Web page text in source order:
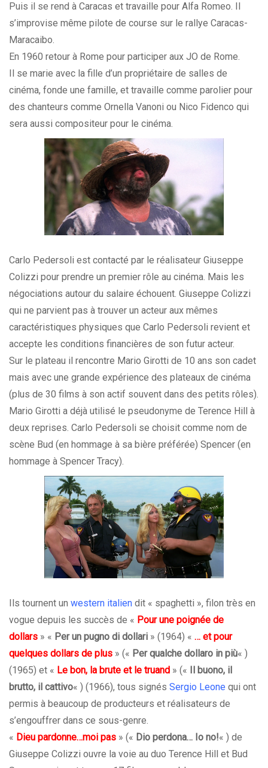
Puis il se rend à Caracas et travaille pour Alfa Romeo. Il
s’improvise même pilote de course sur le rallye Caracas-
Maracaibo.
En 1960 retour à Rome pour participer aux JO de Rome.
Il se marie avec la fille d’un propriétaire de salles de
cinéma, fonde une famille, et travaille comme parolier pour
des chanteurs comme Ornella Vanoni ou Nico Fidenco qui
sera aussi compositeur pour le cinéma.
Carlo Pedersoli est contacté par le réalisateur Giuseppe
Colizzi pour prendre un premier rôle au cinéma. Mais les
négociations autour du salaire échouent. Giuseppe Colizzi
qui ne parvient pas à trouver un acteur aux mêmes
caractéristiques physiques que Carlo Pedersoli revient et
accepte les conditions financières de son futur acteur.
Sur le plateau il rencontre Mario Girotti de 10 ans son cadet
mais avec une grande expérience des plateaux de cinéma
(plus de 30 films à son actif souvent dans des petits rôles).
Mario Girotti a déjà utilisé le pseudonyme de Terence Hill à
deux reprises. Carlo Pedersoli se choisit comme nom de
scène Bud (en hommage à sa bière préférée) Spencer (en
hommage à Spencer Tracy).
Ils tournent un western italien dit « spaghetti », filon très en
vogue depuis les succès de « Pour une poignée de
dollars » « Per un pugno di dollari » (1964) « … et pour
quelques dollars de plus » (« Per qualche dollaro in più« )
(1965) et « Le bon, la brute et le truand » («
Il buono, il
brutto, il cattivo« ) (1966), tous signés Sergio Leone qui ont
permis à beaucoup de producteurs et réalisateurs de
s’engouffrer dans ce sous-genre.
« Dieu pardonne…moi pas » (« Dio perdona… Io no!« ) de
Giuseppe Colizzi ouvre la voie au duo Terence Hill et Bud